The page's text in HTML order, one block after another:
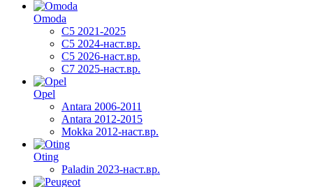
Omoda
C5 2021-2025
C5 2024-наст.вр.
C5 2026-наст.вр.
C7 2025-наст.вр.
Opel
Antara 2006-2011
Antara 2012-2015
Mokka 2012-наст.вр.
Oting
Paladin 2023-наст.вр.